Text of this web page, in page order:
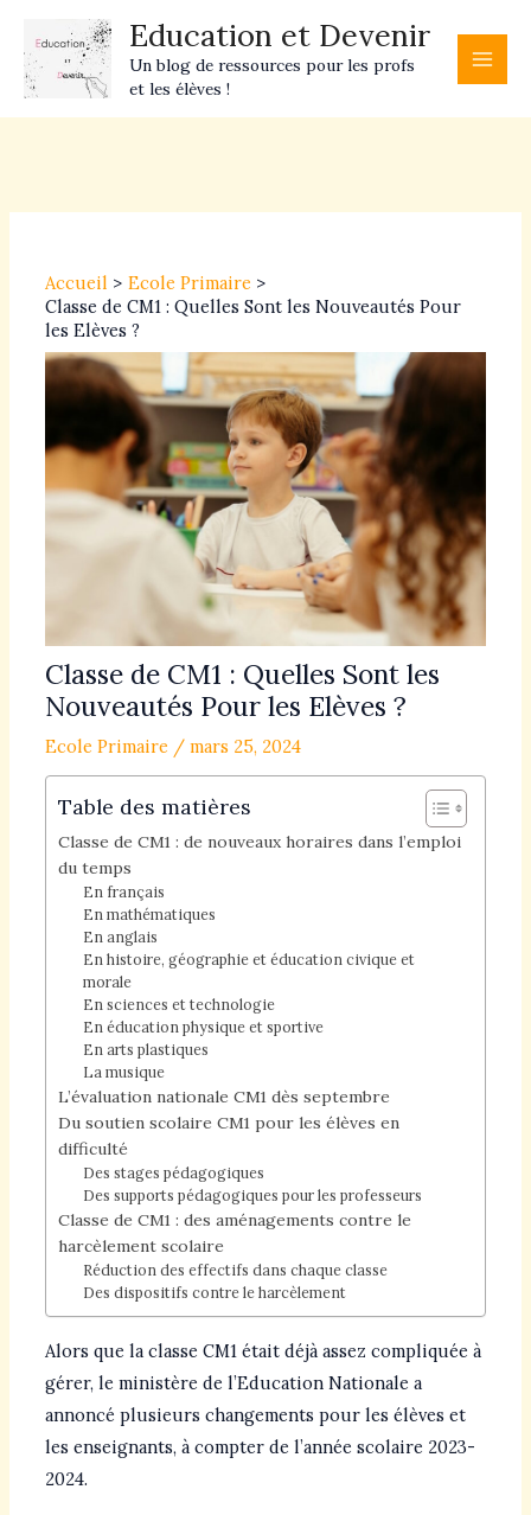
contenu
Education et Devenir
Un blog de ressources pour les profs
et les élèves !
Accueil
Ecole Primaire
Classe de CM1 : Quelles Sont les Nouveautés Pour
les Elèves ?
Classe de CM1 : Quelles Sont les
Nouveautés Pour les Elèves ?
Ecole Primaire / mars 25, 2024
Table des matières
Classe de CM1 : de nouveaux horaires dans l’emploi
du temps
En français
En mathématiques
En anglais
En histoire, géographie et éducation civique et
morale
En sciences et technologie
En éducation physique et sportive
En arts plastiques
La musique
L’évaluation nationale CM1 dès septembre
Du soutien scolaire CM1 pour les élèves en
difficulté
Des stages pédagogiques
Des supports pédagogiques pour les professeurs
Classe de CM1 : des aménagements contre le
harcèlement scolaire
Réduction des effectifs dans chaque classe
Des dispositifs contre le harcèlement
Alors que la classe CM1 était déjà assez compliquée à
gérer, le ministère de l’Education Nationale a
annoncé plusieurs changements pour les élèves et
les enseignants, à compter de l’année scolaire 2023-
2024.